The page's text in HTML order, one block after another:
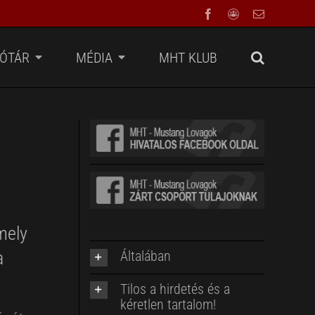
Facebook
Facebook
Group
Email:
MÉDIA MHT KLUB
Általában
Tilos a hirdetés és a
kéretlen tartalom!